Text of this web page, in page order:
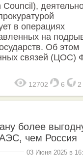
в операциях
на
Об этом
связей (ЦОС)
12702 6 2
более
АЭС, чем Россия
03 Июня 2025 в